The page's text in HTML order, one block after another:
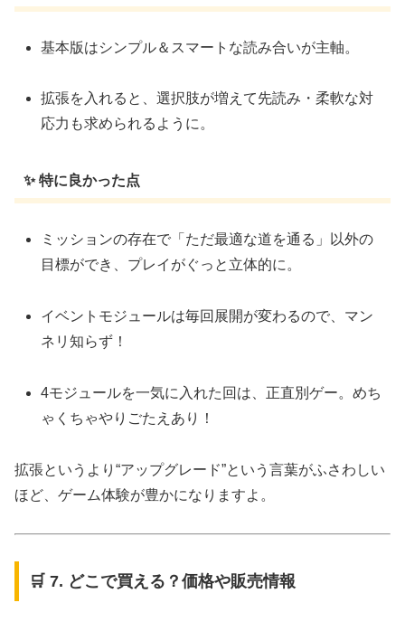
基本版はシンプル＆スマートな読み合いが主軸。
拡張を入れると、選択肢が増えて先読み・柔軟な対
応力も求められるように。
✨ 特に良かった点
ミッションの存在で「ただ最適な道を通る」以外の
目標ができ、プレイがぐっと立体的に。
イベントモジュールは毎回展開が変わるので、マン
ネリ知らず！
4モジュールを一気に入れた回は、正直別ゲー。めち
ゃくちゃやりごたえあり！
拡張というより“アップグレード”という言葉がふさわしい
ほど、ゲーム体験が豊かになりますよ。
🛒 7. どこで買える？価格や販売情報